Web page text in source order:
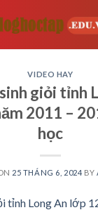
VIDEO HAY
giỏi tỉnh
2011 –
học
25 THÁNG 6, 2024 BY